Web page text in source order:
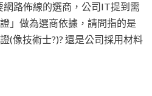
路佈線的選商，公司IT提到需
」做為選商依據，請問指的是
(像技術士?)? 還是公司採用材料